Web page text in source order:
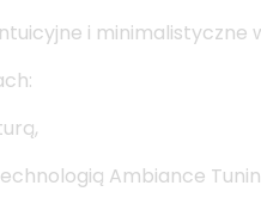
i minimalistyczne
Ambiance